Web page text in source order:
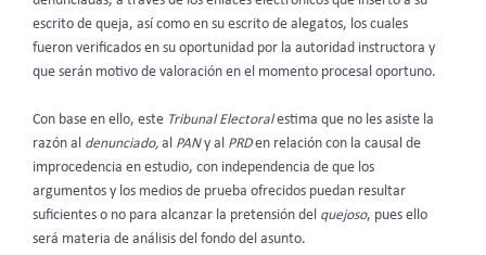
escrito de queja, así como en su escrito de alegatos, los cuales
fueron verificados en su oportunidad por la autoridad instructora y
que serán motivo de valoración en el momento procesal oportuno.
Con base en ello, este Tribunal Electoralestima que no les asiste la
razón al denunciado, al PANy al PRDen relación con la causal de
improcedencia en estudio, con independencia de que los
argumentos y los medios de prueba ofrecidos puedan resultar
suficientes o no para alcanzar la pretensión del quejoso, pues ello
será materia de análisis del fondo del asunto.